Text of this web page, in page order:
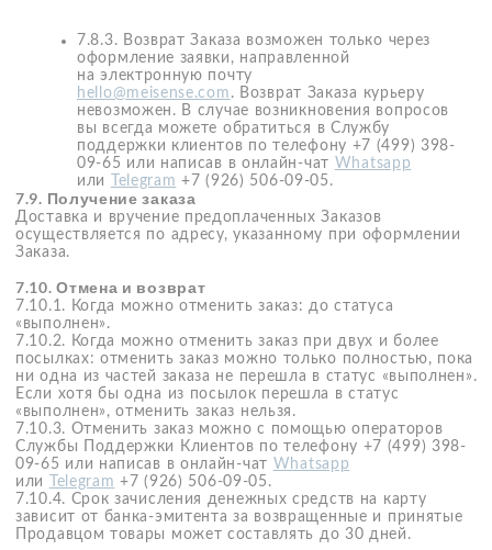
явилось основанием для предъявления к нему претензий,
исков и/или предписаний со стороны государственных
органов и/или третьих лиц, связанных с нарушением
законодательства либо нарушения прав третьих лиц,
клиент обязуется незамедлительно по требованию
«mei sense» предоставить последнему всю необходимую
информацию и содействовать «mei sense»
в урегулировании спора.
7.14.11. Модераторы могут отклонить и не публиковать
содержащие нецензурную лексику;
негативные отзывы без указания причин,
по которым клиенту не понравился данный товар;
имеющие цель развязать дискуссию либо
оскорбить других пользователей;
состоящие исключительно из жалоб на стоимость
приобретенного товара;
малоинформативные отзывы, не содержащие
субъективного мнения клиента;
содержащие материалы рекламного характера
(в том числе номера телефонов, адреса, ссылки
на другие сайты, изображения и упоминания
конкретных продавцов, и/или импортеров
товаров);
содержащие вопросы по товару, доставке заказа,
приобретению товара ненадлежащего качества
(для того, чтобы задать данные вопросы, клиенту
необходимо обратиться в службу поддержки
клиентов);
содержащие любой другой посторонний текст,
изображения, не связанные с оцениваемым
товаром;
содержащие текст и изображения эротического
и порнографического характера;
написанные не на русском языке;
с анализом чужих отзывов без описания личного